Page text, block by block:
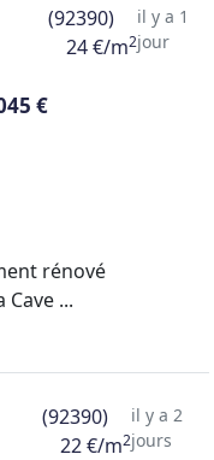
€
(92390)
24 €/m2
il y a 1
jour
rénové
...
(92390)
22 €/m2
il y a 2
jours